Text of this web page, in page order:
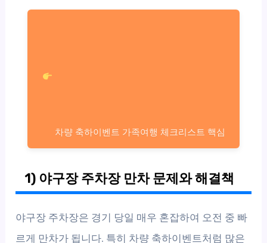
차량 축하이벤트 가족여행 체크리스트 핵심
1) 야구장 주차장 만차 문제와 해결책
야구장 주차장은 경기 당일 매우 혼잡하여 오전 중 빠
르게 만차가 됩니다. 특히 차량 축하이벤트처럼 많은